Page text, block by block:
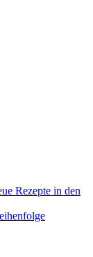
Rezepte in den